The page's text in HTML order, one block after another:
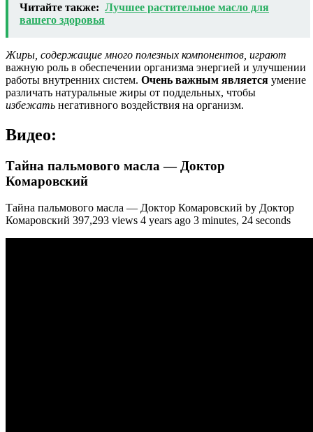
Читайте также: Лучшее растительное масло для
вашего здоровья
Жиры, содержащие много полезных компонентов, играют
важную роль в обеспечении организма энергией и улучшении
работы внутренних систем. Очень важным является умение
различать натуральные жиры от поддельных, чтобы
избежать негативного воздействия на организм.
Видео:
Тайна пальмового масла — Доктор
Комаровский
Тайна пальмового масла — Доктор Комаровский by Доктор
Комаровский 397,293 views 4 years ago 3 minutes, 24 seconds